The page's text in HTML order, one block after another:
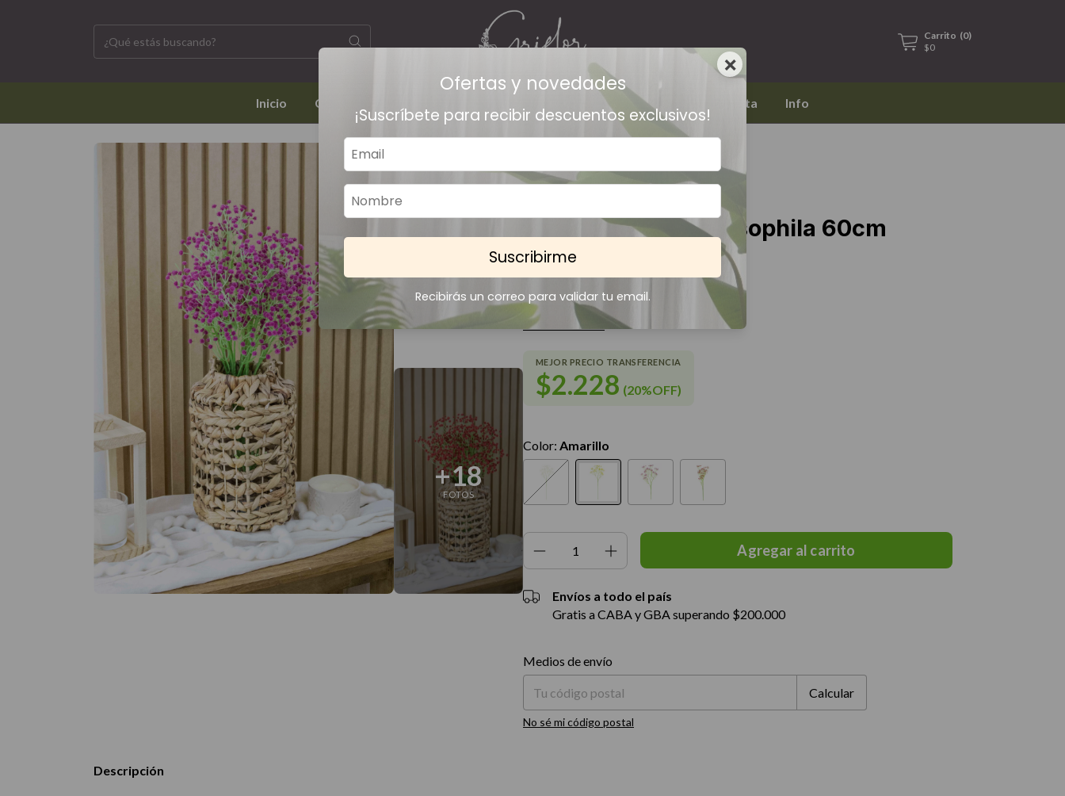
Carrito (0)
$0
inicio plantas artificiales sale mayorista info
6
+18
FOTOS
+150 vendidos
Vara Flor Baby Gypsophila 60cm
$2.785
6cuotas sin interés de$464,17
Ver más detalles
$2.228 (20%OFF)
Color: Amarillo
Envíos a todo el país
Gratis a CABA y GBA superando $200.000
Entregas para el CP:
Medios de envío
Calcular
No sé mi código postal
Descripción
×
Ofertas y novedades
¡Suscríbete para recibir descuentos exclusivos!
Suscribirme
Recibirás un correo para validar tu email.